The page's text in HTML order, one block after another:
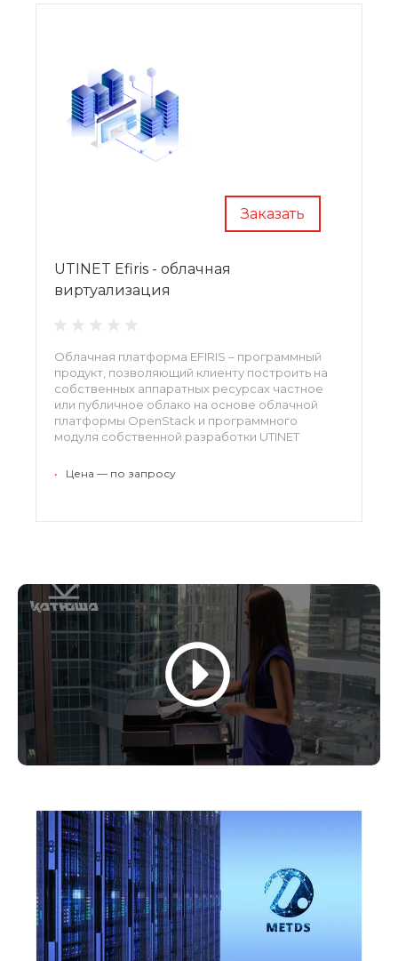
Заказать
UTINET Efiris - облачная
виртуализация
Облачная платформа EFIRIS – программный
продукт, позволяющий клиенту построить на
собственных аппаратных ресурсах частное
или публичное облако на основе облачной
платформы OpenStack и программного
модуля собственной разработки UTINET
• Цена — по запросу